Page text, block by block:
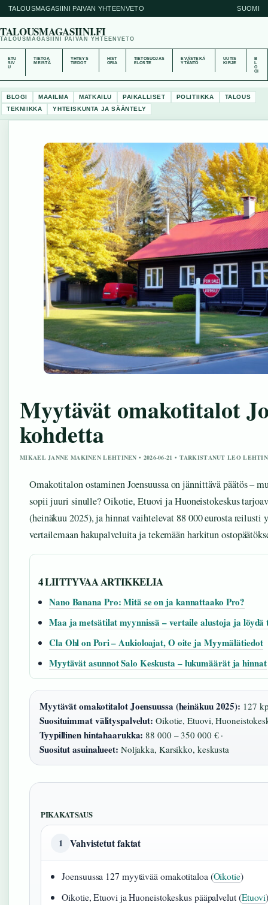
TALOUSMAGASIINI PAIVAN YHTEENVETO SUOMI
TALOUSMAGASIINI.FI
TALOUSMAGASIINI PAIVAN YHTEENVETO
ETU
SIV
U
TIETOA
MEISTÄ
YHTEYS
TIEDOT
HIST
ORIA
TIETOSUOJAS
ELOSTE
EVÄSTEKÄ
YTÄNTÖ
UUTIS
KIRJE
B
O
GI
BLOGI MAAILMA MATKAILU PAIKALLISET POLITIIKKA
TALOUS
TEKNIIKKA
YHTEISKUNTA JA SÄÄNTELY
Myytävät omakotitalot
kohdetta
MIKAEL JANNE MAKINEN LEHTINEN • 2026-06-21 • TARKISTANUT LEO
Omakotitalon ostaminen Joensuussa on jännittävä päätös –
sopii juuri sinulle? Oikotie, Etuovi ja Huoneistokeskus
(heinäkuu 2025), ja hinnat vaihtelevat 88 000 eurosta reilusti
vertailemaan hakupalveluita ja tekemään harkitun
4 LIITTYVAA ARTIKKELIA
Nano Banana Pro: Mitä se on ja kannattaako Pro?
Maa ja metsätilat myynnissä – vertaile alustoja ja löydä
Cla Ohl on Pori – Aukioloajat, O oite ja Myymälätiedot
Myytävät asunnot Salo Keskusta – lukumäärät ja hinnat
Myytävät omakotitalot Joensuussa (heinäkuu 2025): 127
Suosituimmat välityspalvelut: Oikotie, Etuovi,
Tyypillinen hintahaarukka: 88 000 – 350 000 € ·
Suositut asuinalueet: Noljakka, Karsikko, keskusta
PIKAKATSAUS
1 Vahvistetut faktat
Joensuussa 127 myytävää omakotitaloa (Oikotie)
Oikotie, Etuovi ja Huoneistokeskus pääpalvelut (Etuovi)